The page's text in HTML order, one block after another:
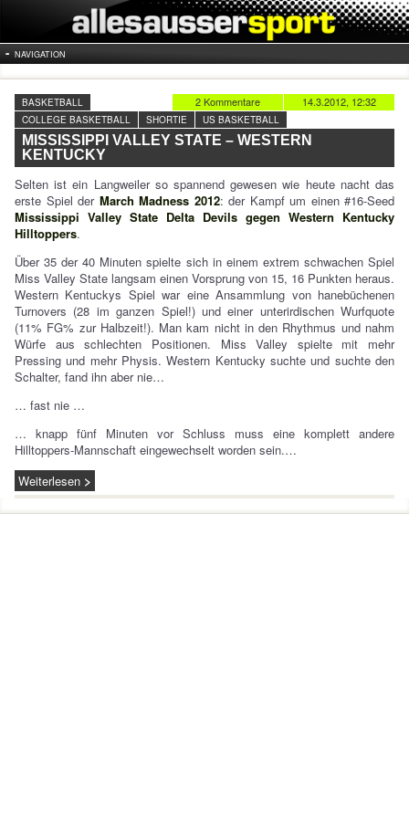
NAVIGATION
14.3.2012, 12:32
2 Kommentare
BASKETBALL
COLLEGE BASKETBALL
SHORTIE US BASKETBALL
MISSISSIPPI VALLEY STATE – WESTERN
KENTUCKY
Selten ist ein Langweiler so spannend gewesen wie heute nacht das
erste Spiel der March Madness 2012: der Kampf um einen #16-Seed
Mississippi Valley State Delta Devils gegen Western Kentucky
Hilltoppers.
Über 35 der 40 Minuten spielte sich in einem extrem schwachen Spiel
Miss Valley State langsam einen Vorsprung von 15, 16 Punkten heraus.
Western Kentuckys Spiel war eine Ansammlung von hanebüchenen
Turnovers (28 im ganzen Spiel!) und einer unterirdischen Wurfquote
(11% FG% zur Halbzeit!). Man kam nicht in den Rhythmus und nahm
Würfe aus schlechten Positionen. Miss Valley spielte mit mehr
Pressing und mehr Physis. Western Kentucky suchte und suchte den
Schalter, fand ihn aber nie…
… fast nie …
… knapp fünf Minuten vor Schluss muss eine komplett andere
Hilltoppers-Mannschaft eingewechselt worden sein.…
Weiterlesen